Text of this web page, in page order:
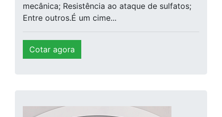
mecânica; Resistência ao ataque de sulfatos;
Entre outros.É um cime...
Cotar agora